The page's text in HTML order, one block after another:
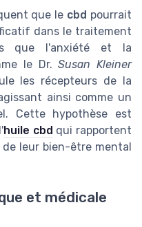
que le cbd pourrait
dans le traitement
que l'anxiété et la
le Dr.Susan Kleiner
les récepteurs de la
ainsi comme un
Cette hypothèse est
huile cbd qui rapportent
leur bien-être mental
et médicale